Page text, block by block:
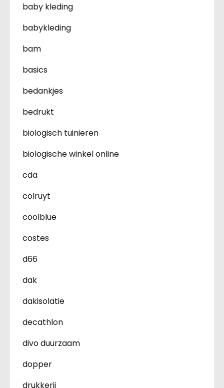
baby kleding
babykleding
bam
basics
bedankjes
bedrukt
biologisch tuinieren
biologische winkel online
cda
colruyt
coolblue
costes
d66
dak
dakisolatie
decathlon
divo duurzaam
dopper
drukkerij